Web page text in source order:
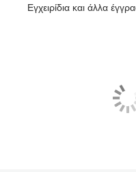
Εγχειρίδια και άλλα